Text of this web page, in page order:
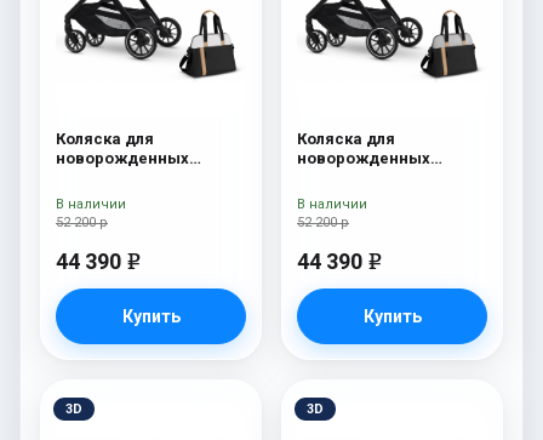
Коляска для
новорожденных
сумка Sahara
52 200 р
44 390 e
Купить
В наличии
Коляска для
новорожденных
сумка Grey
52 200 р
44 390 e
Купить
В наличии
3D 3D